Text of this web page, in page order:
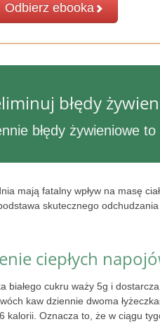
Odbierz ebooka
błędy
błędy żywieniowe
mają fatalny wpływ na masę
skutecznego odchudzania
ciepłych
białego cukru waży 5g i
kaw dziennie dwoma
kalorii. Oznacza to, że w ciągu